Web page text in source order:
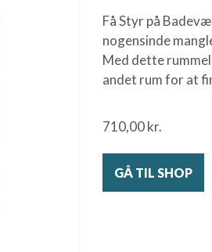
Få Styr på
nogensinde
Med dette
andet rum for at
710,00kr.
GÅ TIL SHOP